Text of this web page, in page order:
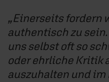
Einerseits fordern
authentisch zu
uns selbst oft so
oder ehrliche Kritik
auszuhalten und im